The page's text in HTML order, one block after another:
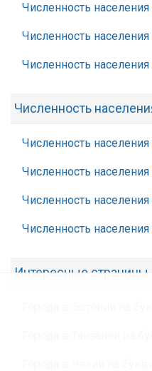
Численность
Численность
Численность
Численность
Численность
Численность
Численность
Численность
Интересные страницы